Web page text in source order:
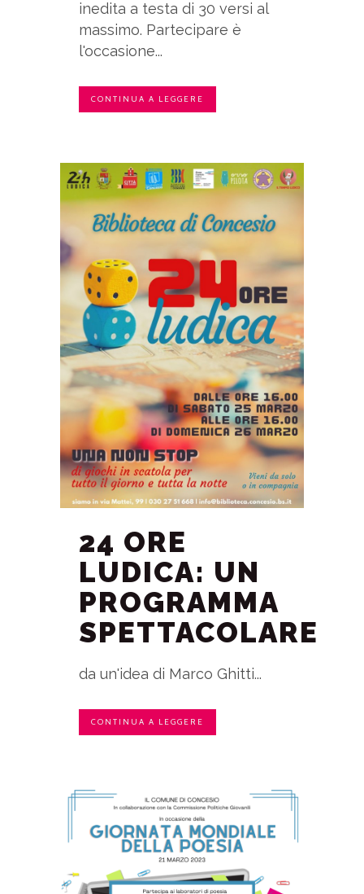
inedita a testa di 30 versi al
massimo. Partecipare è
l'occasione...
CONTINUA A LEGGERE
24 ORE
LUDICA: UN
PROGRAMMA
SPETTACOLARE
da un'idea di Marco Ghitti...
CONTINUA A LEGGERE